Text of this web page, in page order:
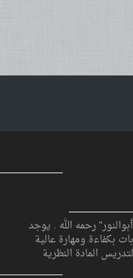
رحمه الله . يوجد
بكفاءة ومهارة عالية
المادة النظرية